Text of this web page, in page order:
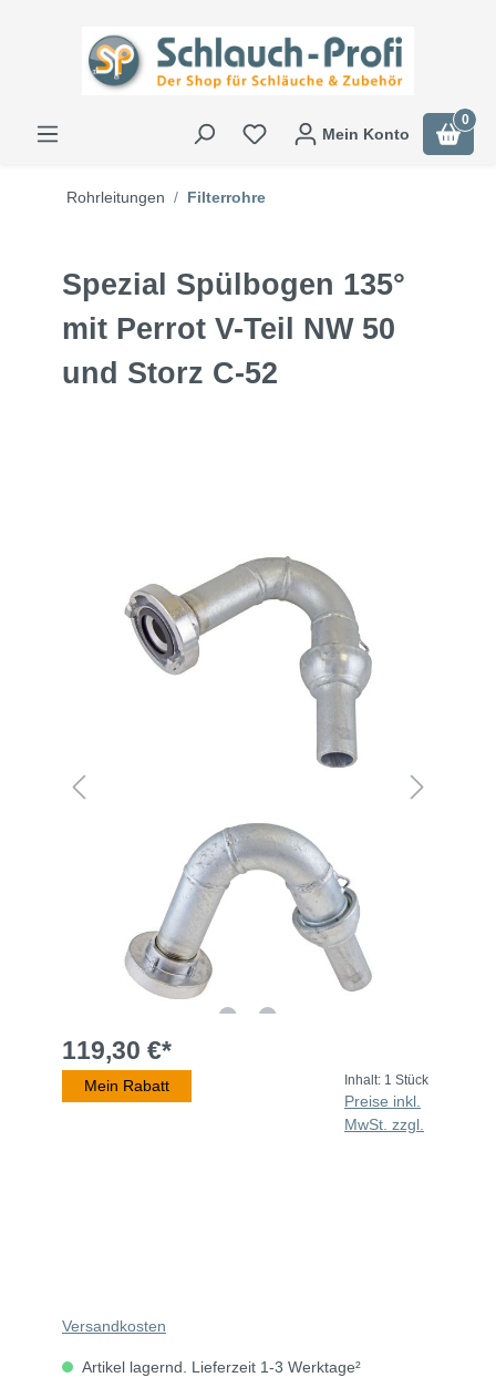
Mein Konto
0
Rohrleitungen Filterrohre
Spezial Spülbogen 135°
mit Perrot V-Teil NW 50
und Storz C-52
119,30 €*
Mein Rabatt Inhalt: 1 Stück
Preise inkl.
MwSt. zzgl.
Versandkosten
Artikel lagernd. Lieferzeit 1-3 Werktage²